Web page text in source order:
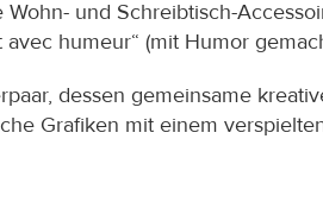
und Schreibtisch-
humeur“ (mit Humor
dessen gemeinsame
Grafiken mit einem